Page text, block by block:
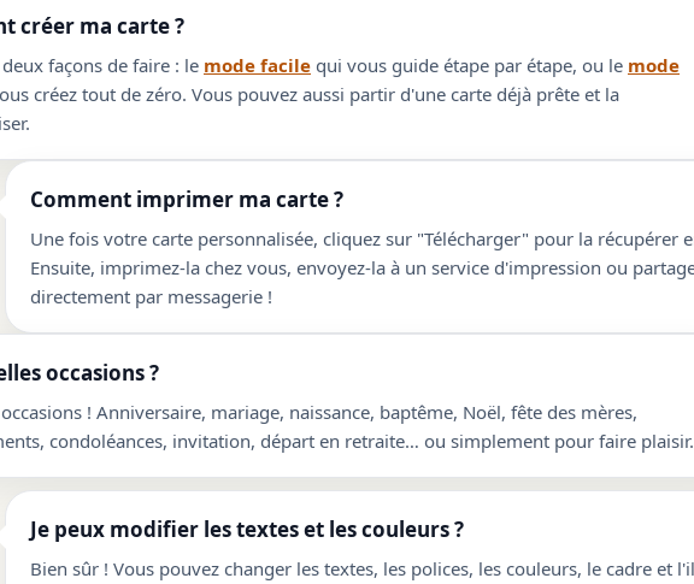
créer ma carte ?
façons de faire : le mode facile qui vous guide étape par étape, ou le mode
créez tout de zéro. Vous pouvez aussi partir d'une carte déjà prête et la
Comment imprimer ma carte ?
Une fois votre carte personnalisée, cliquez sur "Télécharger" pour la récupérer
Ensuite, imprimez-la chez vous, envoyez-la à un service d'impression ou
directement par messagerie !
occasions ?
! Anniversaire, mariage, naissance, baptême, Noël, fête des mères,
condoléances, invitation, départ en retraite… ou simplement pour faire plaisir.
Je peux modifier les textes et les couleurs ?
Bien sûr ! Vous pouvez changer les textes, les polices, les couleurs, le cadre et